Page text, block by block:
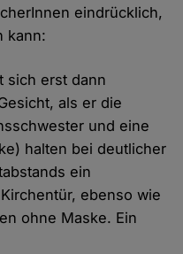
eindrücklich,
kann:
sich erst dann
als er die
und eine
halten bei deutlicher
ein
ebenso wie
ohne Maske. Ein